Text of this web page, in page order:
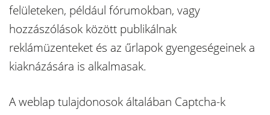
felületeken, például fórumokban, vagy
hozzászólások között publikálnak
reklámüzenteket és az űrlapok gyengeségeinek a
kiaknázására is alkalmasak.
A weblap tulajdonosok általában Captcha-k